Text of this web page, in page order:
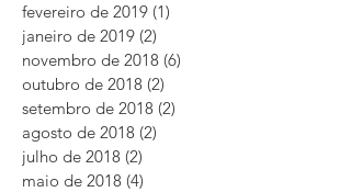
fevereiro de 2019 (1)
janeiro de 2019 (2)
novembro de 2018 (6)
outubro de 2018 (2)
setembro de 2018 (2)
agosto de 2018 (2)
julho de 2018 (2)
maio de 2018 (4)